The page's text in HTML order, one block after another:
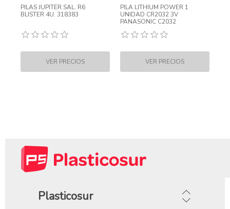
PILAS JUPITER SAL. R6
BLISTER 4U. 318383
PILA LITHIUM POWER 1
UNIDAD CR2032 3V
PANASONIC C2032
Plasticosur